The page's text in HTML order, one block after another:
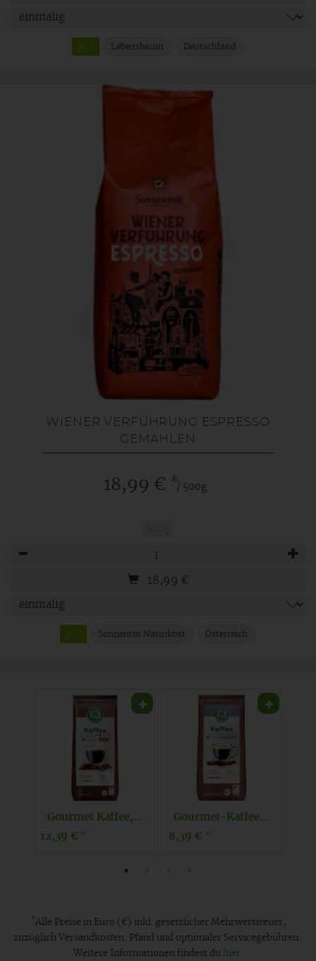
Lebensbaum Deutschland
WIENER VERFÜHRUNG ESPRESSO
GEMAHLEN
18,99 € */ 500g
18,99 €
Sonnentor Naturkost Österreich
Mexiko Plantagen Kaffee - Bohne -
8,79 € *
Gourmet-Kaffee gemahlen
12,39 €*
* Alle Preise in Euro (€) inkl. gesetzlicher Mehrwertsteuer,
zuzüglich Versandkosten, Pfand und optionaler Servicegebühren.
Weitere Informationen findest du hier